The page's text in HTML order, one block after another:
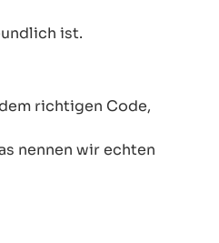
ist.
richtigen Code,
nennen wir echten